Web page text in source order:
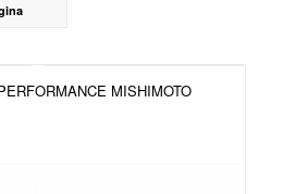
MISHIMOTO